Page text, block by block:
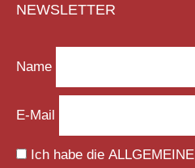
NEWSLETTER
Name
E-Mail
Ich habe dieALLGEMEINE